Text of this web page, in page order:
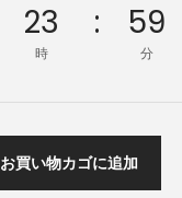
23
時
59
分
お買い物カゴに追加